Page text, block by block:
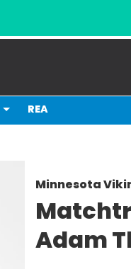
REA
Minnesota
Adam